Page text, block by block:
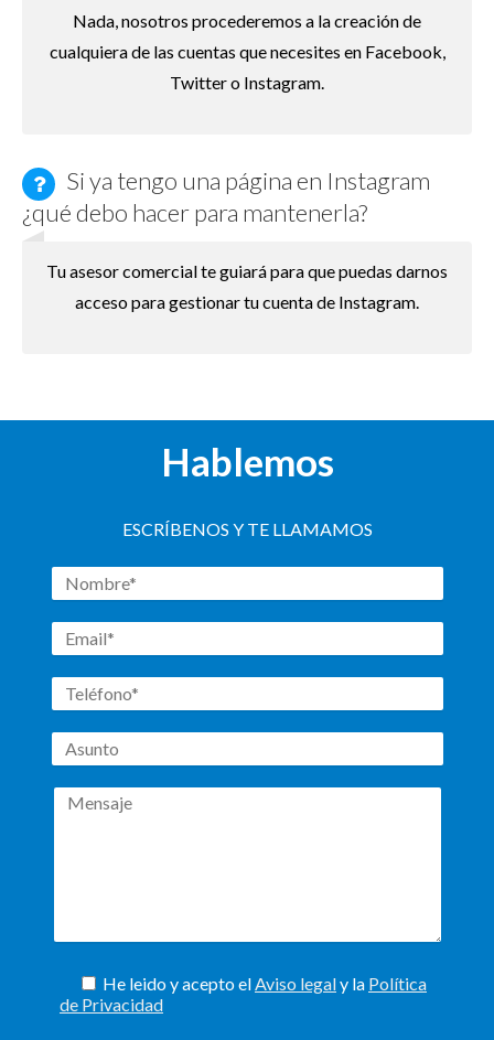
Nada, nosotros procederemos a la creación de
cualquiera de las cuentas que necesites en Facebook,
Twitter o Instagram.
Si ya tengo una página en Instagram
¿qué debo hacer para mantenerla?
Tu asesor comercial te guiará para que puedas darnos
acceso para gestionar tu cuenta de Instagram.
Hablemos
ESCRÍBENOS Y TE LLAMAMOS
He leido y acepto elAviso legaly la Política
de Privacidad